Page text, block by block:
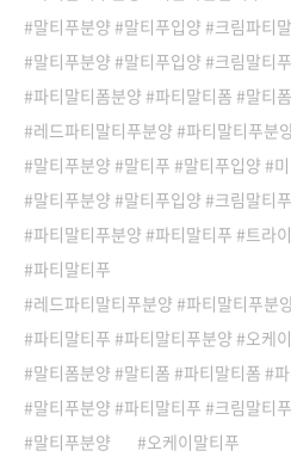
말티푸분양 #말티푸입양 #크림파티
말티푸분양 #말티푸입양 #크림말티
파티말티폼분양 #파티말티폼 #말티
레드파티말티푸분양 #파티말티푸분
말티푸분양 #말티푸 #말티푸입양 #
말티푸분양 #말티푸입양 #크림말티
파티말티푸분양 #파티말티푸 #트라
파티말티푸
레드파티말티푸분양 #파티말티푸분
파티말티푸 #파티말티푸분양 #오케
말티폼분양 #말티폼 #파티말티폼 #
말티푸분양 #파티말티푸 #크림말티
말티푸분양
오케이말티푸